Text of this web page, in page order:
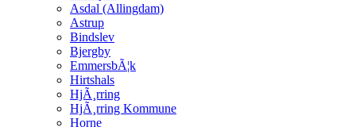
Asdal (Allingdam)
Astrup
Bindslev
Bjergby
EmmersbÃ¦k
Hirtshals
HjÃ¸rring
HjÃ¸rring Kommune
Horne